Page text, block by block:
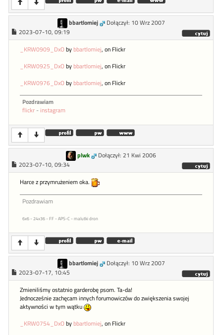
bbartlomiej
Dołączył: 10 Wrz 2007
2023-07-10, 09:19
_KRW0909_DxOby bbartlomiej, on Flickr
_KRW0925_DxOby bbartlomiej, on Flickr
_KRW0976_DxOby bbartlomiej, on Flickr
Pozdrawiam
flickr - instagram
plwk
Dołączył: 21 Kwi 2006
2023-07-10, 09:34
Harce z przymrużeniem oka.
Pozdrawiam
6x6 - 24x36 - FF - APS-C - malutki dron
bbartlomiej
Dołączył: 10 Wrz 2007
2023-07-17, 10:45
Zmieniliśmy ostatnio garderobę psom. Ta-da!
Jednocześnie zachęcam innych forumowiczów do zwiększenia swojej
aktywności w tym wątku
_KRW0754_DxOby bbartlomiej, on Flickr